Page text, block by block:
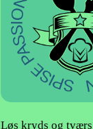
Løs kryds og